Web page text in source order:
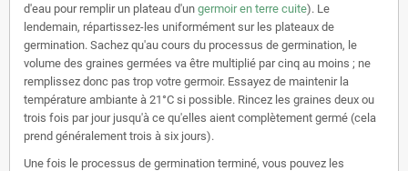
d'eau pour remplir un plateau d'un germoir en terre cuite). Le
lendemain, répartissez-les uniformément sur les plateaux de
germination. Sachez qu'au cours du processus de germination, le
volume des graines germées va être multiplié par cinq au moins ; ne
remplissez donc pas trop votre germoir. Essayez de maintenir la
température ambiante à 21°C si possible. Rincez les graines deux ou
trois fois par jour jusqu'à ce qu'elles aient complètement germé (cela
prend généralement trois à six jours).
Une fois le processus de germination terminé, vous pouvez les